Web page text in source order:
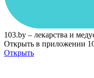
103.by – лекарства и
Открыть в приложении
Открыть